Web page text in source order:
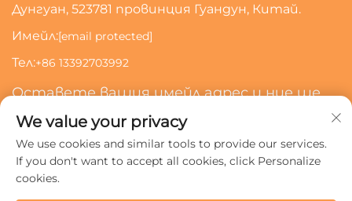
Дунгуан, 523781 провинция Гуандун, Китай.
Имейл:[email protected]
Тел:+86 13392703992
Оставете вашия имейл адрес и ние ще
се свържем с вас
Абонирай Се
We value your privacy
We use cookies and similar tools to provide our services.
If you don't want to accept all cookies, click Personalize
cookies.